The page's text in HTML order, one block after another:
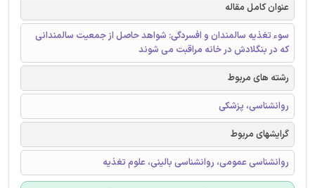
عنوان کامل مقاله
سوء تغذیه سالمندان و افسردگی: شواهد حاصل از جمعیت سالمندانی
که در بنگلادش در خانه مراقبت می شوند
رشته های مربوط
روانشناسی، پزشکی
گرایشهای مربوط
روانشناسی عمومی، روانشناسی بالینی، علوم تغذیه